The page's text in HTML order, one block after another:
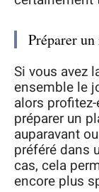
Préparer
Si vous avez
ensemble le
alors
préparer un
auparavant
préféré dans
cas, cela
encore plus